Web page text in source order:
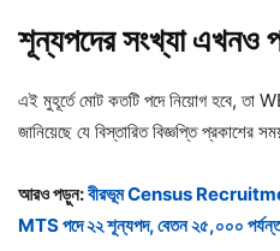
শূন্যপদেরসংখ্যাএখনও
এই মুহূর্তে মোট কতটি পদে নিয়োগ হবে, তা
জানিয়েছে যে বিস্তারিত বিজ্ঞপ্তি প্রকাশের
আরও পড়ুন:বীরভূম Census
MTS পদে ২২ শূন্যপদ, বেতন ২৫,০০০